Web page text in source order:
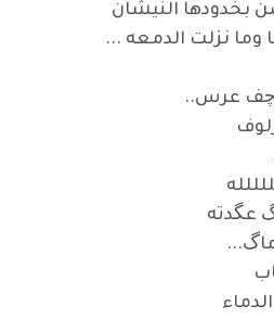
بخدودها النيشان
وما نزلت الدمعه ...
عرس..
عگدته